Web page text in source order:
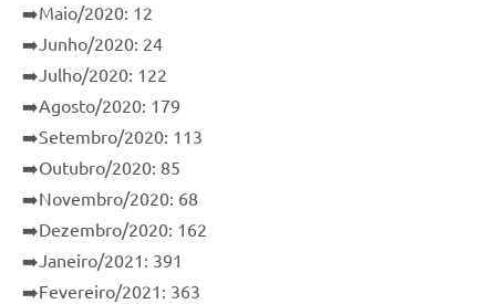
Transparência
Enquete
Agenda
Diário Oficial
➡️Maio/2020: 12
➡️Junho/2020: 24
➡️Julho/2020: 122
➡️Agosto/2020: 179
➡️Setembro/2020: 113
➡️Outubro/2020: 85
➡️Novembro/2020: 68
➡️Dezembro/2020: 162
➡️Janeiro/2021: 391
➡️Fevereiro/2021: 363